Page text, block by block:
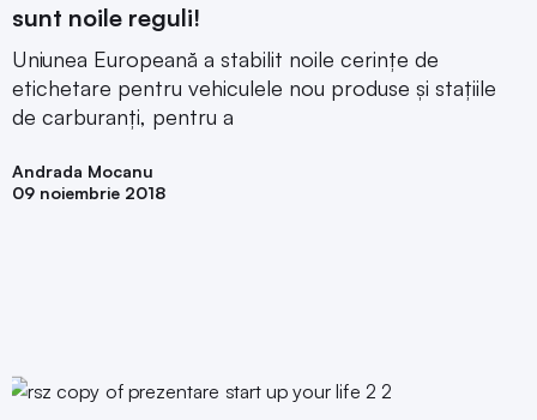
sunt noile reguli!
Uniunea Europeană a stabilit noile cerințe de
etichetare pentru vehiculele nou produse și stațiile
de carburanți, pentru a
Andrada Mocanu
09 noiembrie 2018